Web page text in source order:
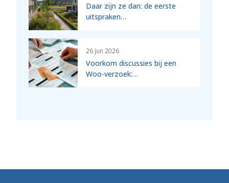
Daar zijn ze dan: de eerste
uitspraken…
26 jun 2026
Voorkom discussies bij een
Woo-verzoek:…